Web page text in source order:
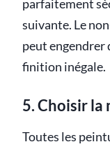
parfaitement
suivante. Le
peut engendrer
finition inégale.
5. Choisir la
Toutes les